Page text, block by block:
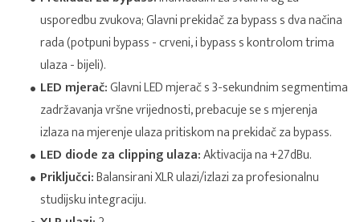
usporedbu zvukova; Glavni prekidač za bypass s dva načina
rada (potpuni bypass - crveni, i bypass s kontrolom trima
ulaza - bijeli).
LED mjerač:Glavni LED mjerač s 3-sekundnim segmentima
zadržavanja vršne vrijednosti, prebacuje se s mjerenja
izlaza na mjerenje ulaza pritiskom na prekidač za bypass.
LED diode za clipping ulaza:Aktivacija na +27dBu.
Priključci:Balansirani XLR ulazi/izlazi za profesionalnu
studijsku integraciju.